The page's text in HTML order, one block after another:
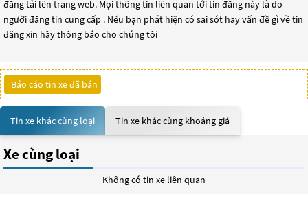
đăng tải lên trang web. Mọi thông tin liên quan tới tin đăng này là do
người đăng tin cung cấp . Nếu bạn phát hiện có sai sót hay vấn đề gì về tin
đăng xin hãy thông báo cho chúng tôi
Báo cáo tin xe đã bán
Tin xe khác cùng loại Tin xe khác cùng khoảng giá
Xe cùng loại
Không có tin xe liên quan